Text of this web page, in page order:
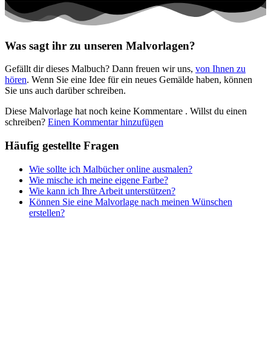
Valentinstag und Liebe
Nezaradené
Unkategorisiert
Was sagt ihr zu unseren Malvorlagen?
Gefällt dir dieses Malbuch? Dann freuen wir uns, von Ihnen zu
hören. Wenn Sie eine Idee für ein neues Gemälde haben, können
Sie uns auch darüber schreiben.
Diese Malvorlage hat noch keine Kommentare . Willst du einen
schreiben? Einen Kommentar hinzufügen
Häufig gestellte Fragen
Wie sollte ich Malbücher online ausmalen?
Wie mische ich meine eigene Farbe?
Wie kann ich Ihre Arbeit unterstützen?
Können Sie eine Malvorlage nach meinen Wünschen
erstellen?